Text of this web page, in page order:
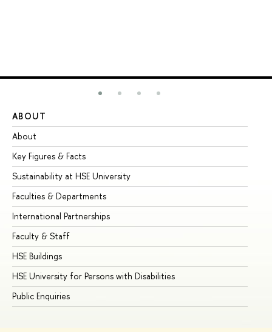
ABOUT
About
Key Figures & Facts
Sustainability at HSE University
Faculties & Departments
International Partnerships
Faculty & Staff
HSE Buildings
HSE University for Persons with Disabilities
Public Enquiries